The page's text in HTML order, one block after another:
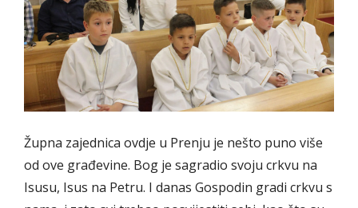
Župna zajednica ovdje u Prenju je nešto puno više
od ove građevine. Bog je sagradio svoju crkvu na
Isusu, Isus na Petru. I danas Gospodin gradi crkvu s